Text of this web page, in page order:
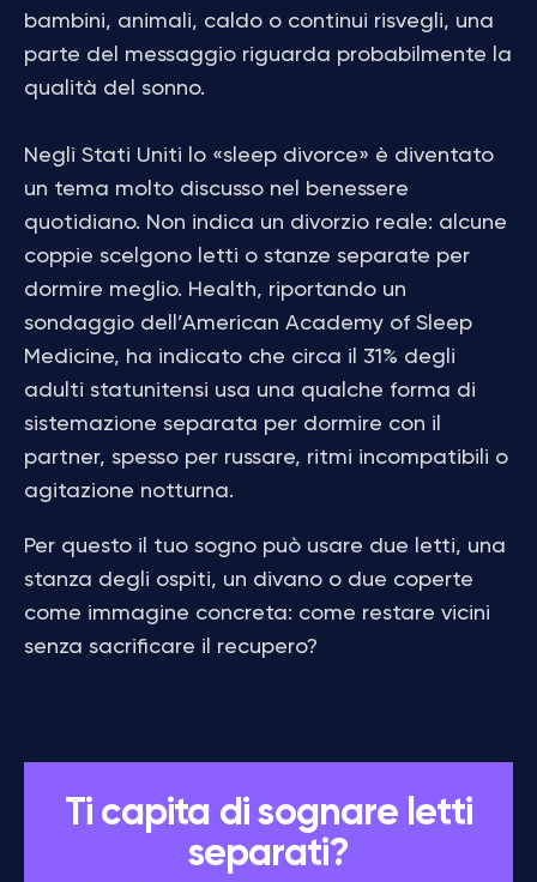
bambini, animali, caldo o continui risvegli, una
parte del messaggio riguarda probabilmente la
qualità del sonno.
Negli Stati Uniti lo «sleep divorce» è diventato
un tema molto discusso nel benessere
quotidiano. Non indica un divorzio reale: alcune
coppie scelgono letti o stanze separate per
dormire meglio. Health, riportando un
sondaggio dell’American Academy of Sleep
Medicine, ha indicato che circa il 31% degli
adulti statunitensi usa una qualche forma di
sistemazione separata per dormire con il
partner, spesso per russare, ritmi incompatibili o
agitazione notturna.
Per questo il tuo sogno può usare due letti, una
stanza degli ospiti, un divano o due coperte
come immagine concreta: come restare vicini
senza sacrificare il recupero?
Ti capita di sognare letti
separati?